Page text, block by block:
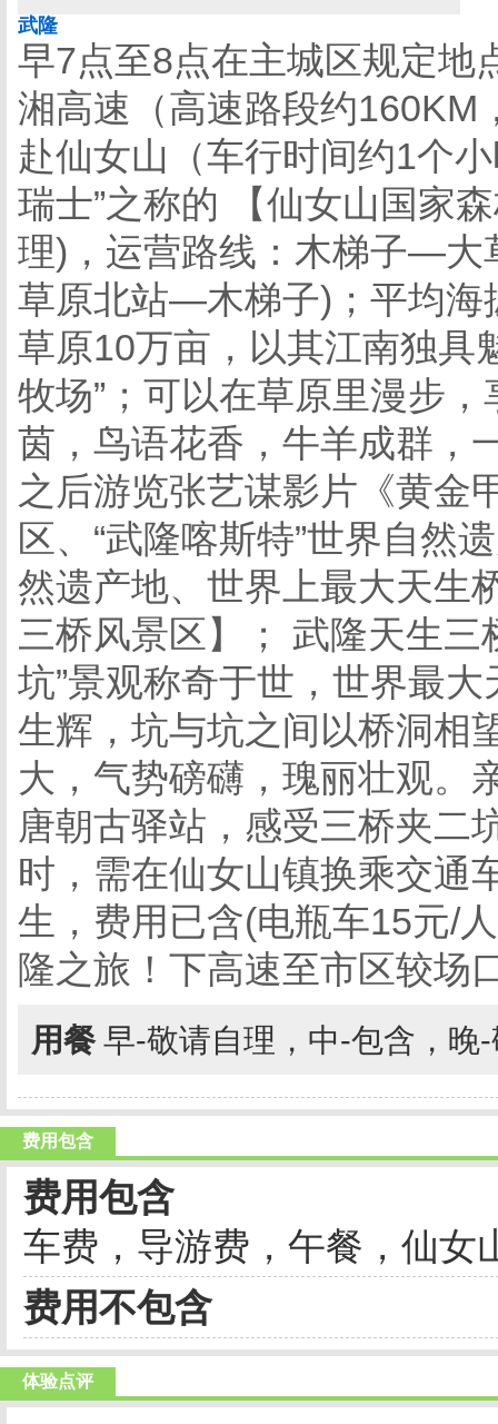
武隆
早7点至8点在主城区规定地
湘高速（高速路段约160KM
赴仙女山（车行时间约1个
瑞士”之称的 【仙女山国家
理)，运营路线：木梯子—
草原北站—木梯子)；平均海
草原10万亩，以其江南独具
牧场”；可以在草原里漫步
茵，鸟语花香，牛羊成群，
之后游览张艺谋影片《黄金
区、“武隆喀斯特”世界自然
然遗产地、世界上最大天生
三桥风景区】； 武隆天生
坑”景观称奇于世，世界最
生辉，坑与坑之间以桥洞相
大，气势磅礴，瑰丽壮观。
唐朝古驿站，感受三桥夹二
时，需在仙女山镇换乘交通
生，费用已含(电瓶车15元/
隆之旅！下高速至市区较场
用餐 早-敬请自理，中-包含，晚
费用包含
费用包含
车费，导游费，午餐，仙女
费用不包含
体验点评